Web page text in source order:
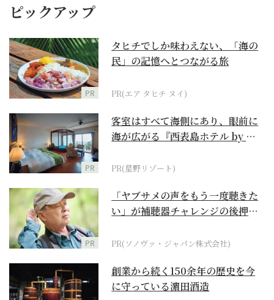
ピックアップ
PR
タヒチでしか味わえない、「海の
民」の記憶へとつながる旅
PR(エア タヒチ ヌイ)
PR
客室はすべて海側にあり、眼前に
海が広がる『西表島ホテル by 星
PR(星野リゾート)
PR
「ヤブサメの声をもう一度聴きた
い」が補聴器チャレンジの後押し
PR(ソノヴァ・ジャパン株式会社)
創業から続く150余年の歴史を今
に守っている濵田酒造